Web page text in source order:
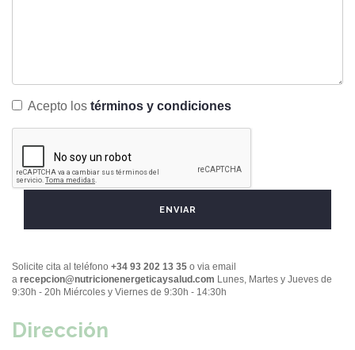
Acepto los términos y condiciones
Aceptación de términos*
ENVIAR
Solicite cita al teléfono +34 93 202 13 35 o via email
a recepcion@nutricionenergeticaysalud.com Lunes, Martes y Jueves de
9:30h - 20h Miércoles y Viernes de 9:30h - 14:30h
Dirección